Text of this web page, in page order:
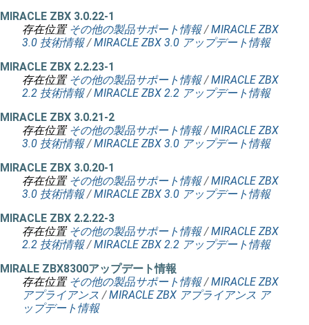
MIRACLE ZBX 3.0.22-1
存在位置 その他の製品サポート情報 /MIRACLE ZBX
3.0 技術情報 /MIRACLE ZBX 3.0 アップデート情報
MIRACLE ZBX 2.2.23-1
存在位置 その他の製品サポート情報 /MIRACLE ZBX
2.2 技術情報 /MIRACLE ZBX 2.2 アップデート情報
MIRACLE ZBX 3.0.21-2
存在位置 その他の製品サポート情報 /MIRACLE ZBX
3.0 技術情報 /MIRACLE ZBX 3.0 アップデート情報
MIRACLE ZBX 3.0.20-1
存在位置 その他の製品サポート情報 /MIRACLE ZBX
3.0 技術情報 /MIRACLE ZBX 3.0 アップデート情報
MIRACLE ZBX 2.2.22-3
存在位置 その他の製品サポート情報 /MIRACLE ZBX
2.2 技術情報 /MIRACLE ZBX 2.2 アップデート情報
MIRALE ZBX8300アップデート情報
存在位置 その他の製品サポート情報 /MIRACLE ZBX
アプライアンス /MIRACLE ZBX アプライアンス ア
ップデート情報